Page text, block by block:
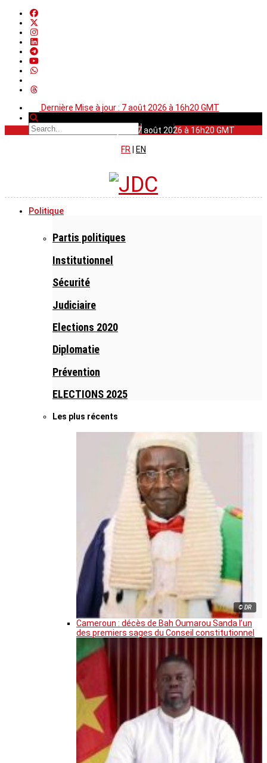
Dernière Mise à jour : 7 août 2026 à 16h20 GMT
Dernière Mise à jour : 7 août 2026 à 16h20 GMT
FR
EN
Politique
Partis politiques
Institutionnel
Sécurité
Judiciaire
Elections 2020
Diplomatie
Prévention
ELECTIONS 2025
Les plus récents
© DR
Cameroun : décès de Bah Oumarou Sanda l’un
des premiers sages du Conseil constitutionnel